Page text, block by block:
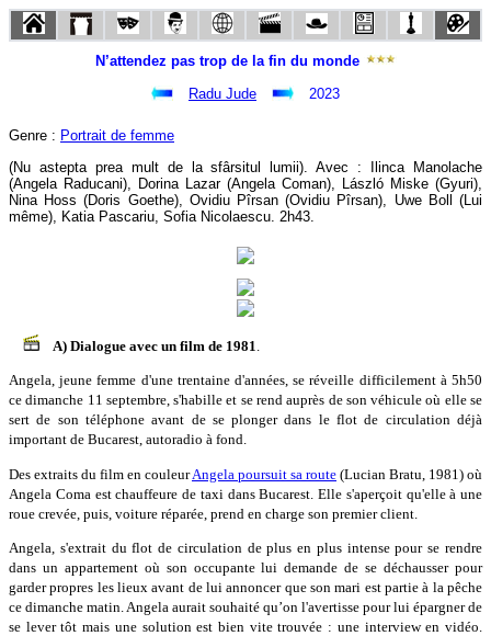
N’attendez pas trop de la fin du monde
Radu Jude
2023
Genre : Portrait de femme
(Nu astepta prea mult de la sfârsitul lumii). Avec : Ilinca Manolache
(Angela Raducani), Dorina Lazar (Angela Coman), László Miske (Gyuri),
Nina Hoss (Doris Goethe), Ovidiu Pîrsan (Ovidiu Pîrsan), Uwe Boll (Lui
même), Katia Pascariu, Sofia Nicolaescu. 2h43.
A) Dialogue avec un film de 1981
Angela, jeune femme d'une trentaine d'années, se réveille difficilement à 5h50
ce dimanche 11 septembre, s'habille et se rend auprès de son véhicule où elle se
sert de son téléphone avant de se plonger dans le flot de circulation déjà
important de Bucarest, autoradio à fond.
Des extraits du film en couleurAngela poursuit sa route (Lucian Bratu, 1981) où
Angela Coma est chauffeure de taxi dans Bucarest. Elle s'aperçoit qu'elle à une
roue crevée, puis, voiture réparée, prend en charge son premier client.
Angela, s'extrait du flot de circulation de plus en plus intense pour se rendre
dans un appartement où son occupante lui demande de se déchausser pour
garder propres les lieux avant de lui annoncer que son mari est partie à la pêche
ce dimanche matin. Angela aurait souhaité qu’on l'avertisse pour lui épargner de
se lever tôt mais une solution est bien vite trouvée : une interview en vidéo.